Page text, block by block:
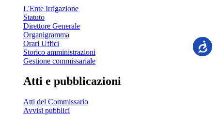
L'Ente Irrigazione
Statuto
Direttore Generale
Organigramma
Orari Uffici
Storico amministrazioni
Gestione commissariale
Atti e pubblicazioni
Atti del Commissario
Avvisi pubblici